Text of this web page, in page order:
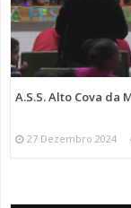
A.S.S. Alto Cova da
27 Dezembro 2024